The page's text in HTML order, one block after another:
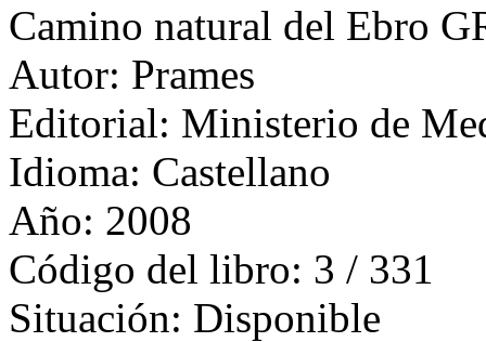
Camino natural del Ebro
Autor: Prames
Editorial: Ministerio de
Idioma: Castellano
Año: 2008
Código del libro: 3 / 331
Situación: Disponible